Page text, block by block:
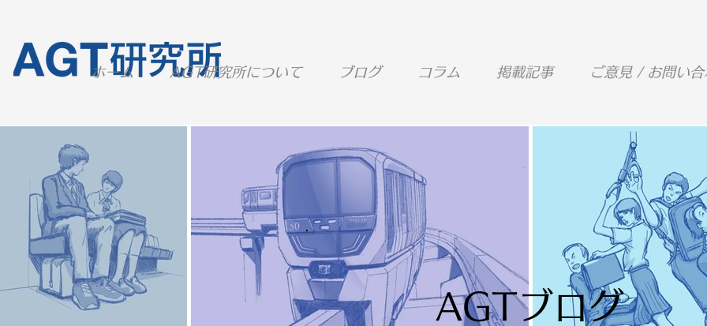
ホーム AGT研究所について ブログ コラム 掲載記事 ご意見 / お問い合
AGTブログ